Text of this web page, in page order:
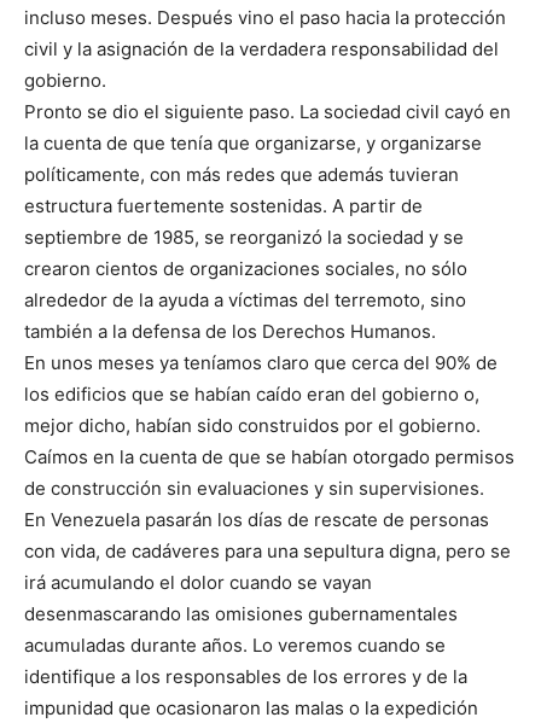
incluso meses. Después vino el paso hacia la protección
civil y la asignación de la verdadera responsabilidad del
gobierno.
Pronto se dio el siguiente paso. La sociedad civil cayó en
la cuenta de que tenía que organizarse, y organizarse
políticamente, con más redes que además tuvieran
estructura fuertemente sostenidas. A partir de
septiembre de 1985, se reorganizó la sociedad y se
crearon cientos de organizaciones sociales, no sólo
alrededor de la ayuda a víctimas del terremoto, sino
también a la defensa de los Derechos Humanos.
En unos meses ya teníamos claro que cerca del 90% de
los edificios que se habían caído eran del gobierno o,
mejor dicho, habían sido construidos por el gobierno.
Caímos en la cuenta de que se habían otorgado permisos
de construcción sin evaluaciones y sin supervisiones.
En Venezuela pasarán los días de rescate de personas
con vida, de cadáveres para una sepultura digna, pero se
irá acumulando el dolor cuando se vayan
desenmascarando las omisiones gubernamentales
acumuladas durante años. Lo veremos cuando se
identifique a los responsables de los errores y de la
impunidad que ocasionaron las malas o la expedición